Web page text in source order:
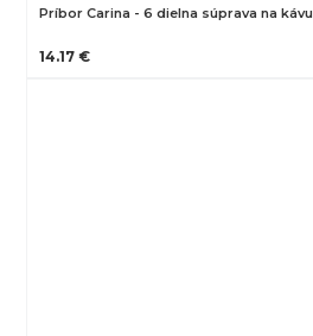
Príbor Carina - 6 dielna súprava na kávu
14.17 €